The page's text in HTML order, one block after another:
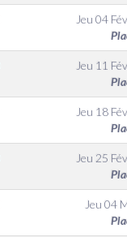
Jeu 04
Jeu 11
Jeu 18
Jeu 25
Jeu 04